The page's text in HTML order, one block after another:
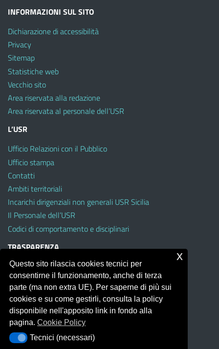
INFORMAZIONI SUL SITO
Dichiarazione di accessibilità
Privacy
Sitemap
Statistiche web
Vecchio sito
Area riservata alla redazione
Area riservata al personale dell’USR
L’USR
Ufficio Relazioni con il Pubblico
Ufficio stampa
Contatti
Ambiti territoriali
Incarichi dirigenziali non generali USR Sicilia
Il Personale dell’USR
Codici di comportamento e disciplinari
TRASPARENZA
Albo on line
Amministrazione Trasparente
Pubblici proclami
PTPCT per le Istituzioni scolastiche della Sicilia
Whistleblowing
Obiettivi di Accessibilità
Questo sito rilascia cookies tecnici per
consentirne il funzionamento, anche di terza
parte (ma non extra UE). Per saperne di più sui
cookies e su come gestirli, consulta la policy
disponibile nell'apposito link in fondo alla
pagina.Cookie Policy
Tecnici (necessari)
Tecnici (necessari)
x